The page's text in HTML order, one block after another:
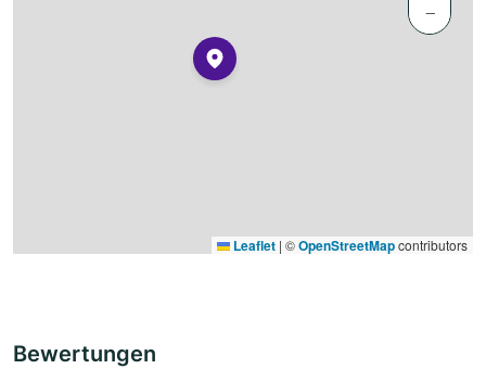
−
Leaflet | ©OpenStreetMapcontributors
Bewertungen